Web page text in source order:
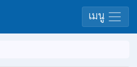
เมนู